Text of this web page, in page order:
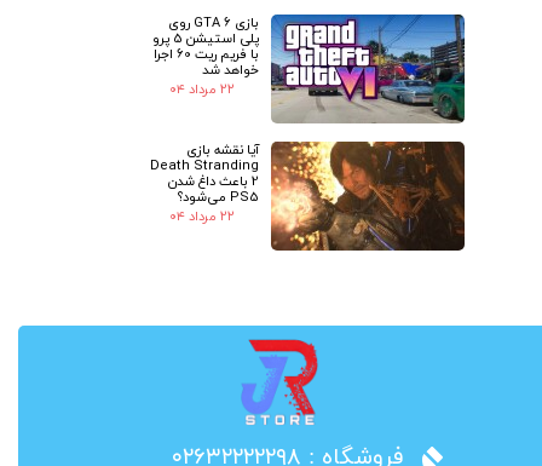
بازی GTA 6 روی
پلی استیشن 5 پرو
با فریم ریت 60 اجرا
خواهد شد
۲۲ مرداد ۰۴
آیا نقشه بازی
Death Stranding
2 باعث داغ شدن
PS5 می‌شود؟
۲۲ مرداد ۰۴
​فروشگاه : ۰۲۶۳۲۲۲۲۲۹۸